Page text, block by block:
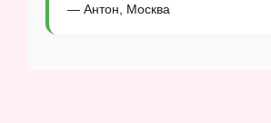
— Антон, Москва